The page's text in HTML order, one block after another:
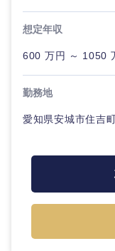
想定年収
600 万円 ～ 1050
勤務地
愛知県安城市住吉